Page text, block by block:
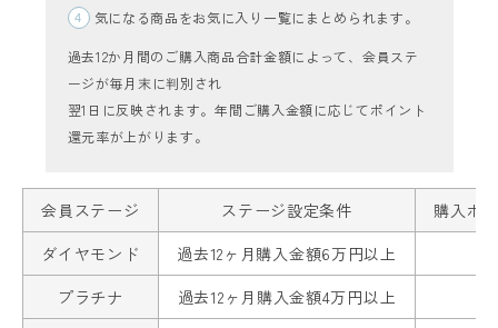
レディースボトムス
ファッション雑貨
気になる商品をお気に入り一覧にまとめられます。
過去12か月間のご購入商品合計金額によって、会員ステ
ージが毎月末に判別され
翌1日に反映されます。年間ご購入金額に応じてポイント
還元率が上がります。
会員ステージ ステージ設定条件
購入ポ
ダイヤモンド
過去12ヶ月購入金額6万円以上
プラチナ
過去12ヶ月購入金額4万円以上